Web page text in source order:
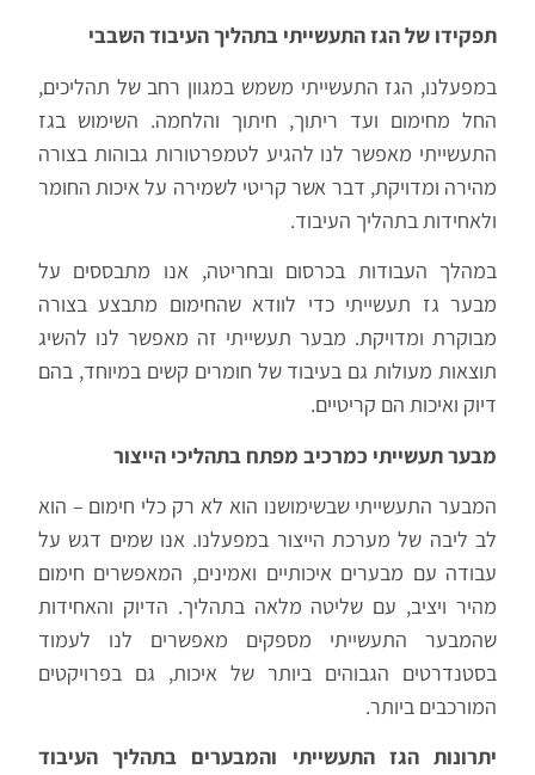
תפקידו של הגז התעשייתי בתהליך העיבוד השבבי
במפעלנו, הגז התעשייתי משמש במגוון רחב של תהליכים,
החל מחימום ועד ריתוך, חיתוך והלחמה. השימוש בגז
התעשייתי מאפשר לנו להגיע לטמפרטורות גבוהות בצורה
מהירה ומדויקת, דבר אשר קריטי לשמירה על איכות החומר
ולאחידות בתהליך העיבוד.
במהלך העבודות בכרסום ובחריטה, אנו מתבססים על
מבער גז תעשייתי כדי לוודא שהחימום מתבצע בצורה
מבוקרת ומדויקת. מבער תעשייתי זה מאפשר לנו להשיג
תוצאות מעולות גם בעיבוד של חומרים קשים במיוחד, בהם
דיוק ואיכות הם קריטיים.
מבער תעשייתי כמרכיב מפתח בתהליכי הייצור
המבער התעשייתי שבשימושנו הוא לא רק כלי חימום – הוא
לב ליבה של מערכת הייצור במפעלנו. אנו שמים דגש על
עבודה עם מבערים איכותיים ואמינים, המאפשרים חימום
מהיר ויציב, עם שליטה מלאה בתהליך. הדיוק והאחידות
שהמבער התעשייתי מספקים מאפשרים לנו לעמוד
בסטנדרטים הגבוהים ביותר של איכות, גם בפרויקטים
המורכבים ביותר.
יתרונות הגז התעשייתי והמבערים בתהליך העיבוד